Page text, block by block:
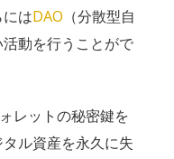
はDAO （分散型自
動を行うことがで
レットの秘密鍵を
ル資産を永久に失